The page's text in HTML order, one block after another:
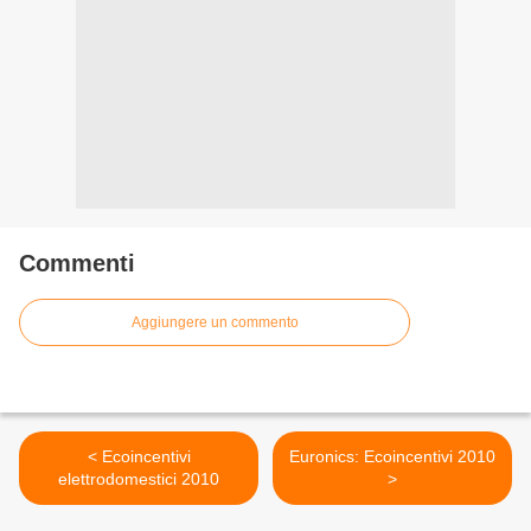
Commenti
Aggiungere un commento
< Ecoincentivi
elettrodomestici 2010
Euronics: Ecoincentivi 2010
>